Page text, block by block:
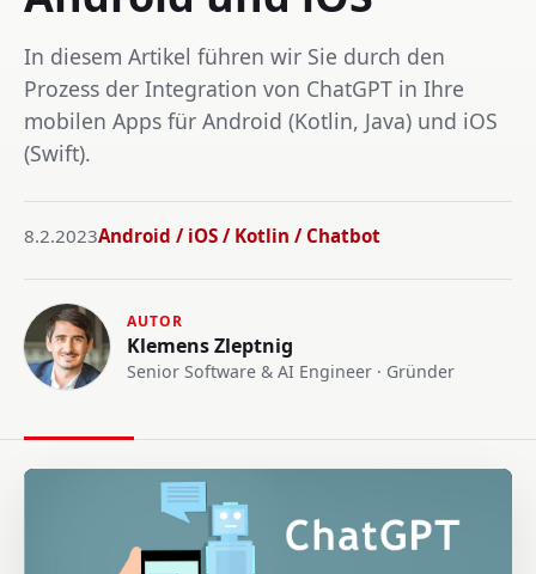
In diesem Artikel führen wir Sie durch den
Prozess der Integration von ChatGPT in Ihre
mobilen Apps für Android (Kotlin, Java) und iOS
(Swift).
8.2.2023Android / iOS / Kotlin / Chatbot
AUTOR
Klemens Zleptnig
Senior Software & AI Engineer · Gründer